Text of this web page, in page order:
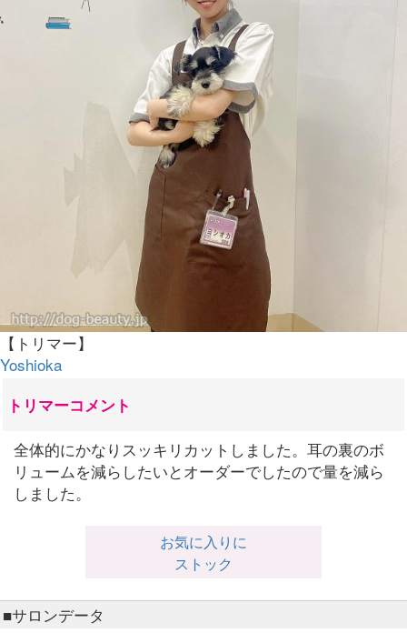
【トリマー】
Yoshioka
トリマーコメント
全体的にかなりスッキリカットしました。耳の裏のボ
リュームを減らしたいとオーダーでしたので量を減ら
しました。
お気に入りに
ストック
■サロンデータ